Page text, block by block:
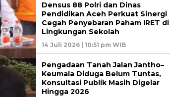
Densus 88 Polri dan Dinas
Pendidikan Aceh Perkuat Sinergi
Cegah Penyebaran Paham IRET di
Lingkungan Sekolah
14 Juli 2026 | 10:51 pm WIB
Pengadaan Tanah Jalan Jantho–
Keumala Diduga Belum Tuntas,
Konsultasi Publik Masih Digelar
Hingga 2026